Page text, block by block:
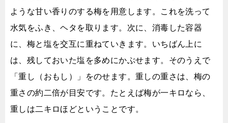
ような甘い香りのする梅を用意します。これを洗って
水気をふき、ヘタを取ります。次に、消毒した容器
に、梅と塩を交互に重ねていきます。いちばん上に
は、残しておいた塩を多めにかぶせます。そのうえで
「重し（おもし）」をのせます。重しの重さは、梅の
重さの約二倍が目安です。たとえば梅が一キロなら、
重しは二キロほどということです。